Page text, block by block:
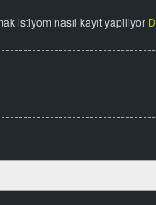
istiyom nasıl kayıt yapiliyor